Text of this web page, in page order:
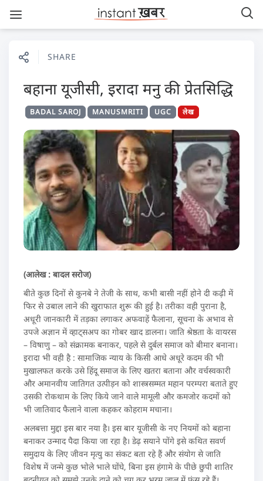
SHARE
बहाना यूजीसी, इरादा मनु की प्रेतसिद्धि
BADAL SAROJ MANUSMRITI UGC लेख
(आलेख : बादल सरोज)
बीते कुछ दिनों से कुनबे ने तेजी के साथ, कभी बासी नहीं होने दी कढ़ी में
फिर से उबाल लाने की खुराफात शुरू की हुई है। तरीका वही पुराना है,
अधूरी जानकारी में तड़का लगाकर अफवाहें फैलाना, सूचना के अभाव से
उपजे अज्ञान में व्हाट्सअप का गोबर खाद डालना। जाति श्रेष्ठता के वायरस
– विषाणु – को संक्रामक बनाकर, पहले से दुर्बल समाज को बीमार बनाना।
इरादा भी वही है : सामाजिक न्याय के किसी आधे अधूरे कदम की भी
मुखालफत करके उसे हिंदू समाज के लिए खतरा बताना और वर्चस्वकारी
और अमानवीय जातिगत उत्पीड़न को शास्त्रसम्मत महान परम्परा बताते हुए
उसकी रोकथाम के लिए किये जाने वाले मामूली और कमजोर कदमों को
भी जातिवाद फैलाने वाला कहकर कोहराम मचाना।
अलबत्ता मुद्दा इस बार नया है। इस बार यूजीसी के नए नियमों को बहाना
बनाकर उन्माद पैदा किया जा रहा है। डेढ़ सयाने पोंगे इसे कथित सवर्ण
समुदाय के लिए जीवन मृत्यु का संकट बता रहे हैं और संयोग से जाति
विशेष में जन्मे कुछ भोले भाले घोंघे, बिना इस हंगामे के पीछे छुपी शातिर